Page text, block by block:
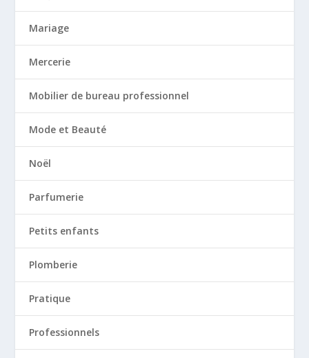
Mariage
Mercerie
Mobilier de bureau professionnel
Mode et Beauté
Noël
Parfumerie
Petits enfants
Plomberie
Pratique
Professionnels